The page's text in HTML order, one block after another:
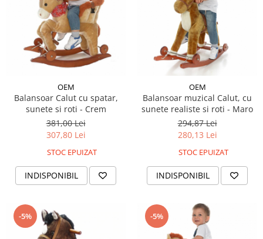
OEM
Balansoar Calut cu spatar,
sunete si roti - Crem
381,00 Lei
307,80 Lei
STOC EPUIZAT
INDISPONIBIL
OEM
Balansoar muzical Calut, cu
sunete realiste si roti - Maro
294,87 Lei
280,13 Lei
STOC EPUIZAT
INDISPONIBIL
-5% -5%